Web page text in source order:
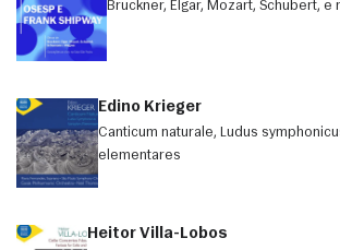
Bruckner, Elgar, Mozart, Schubert, e
Edino Krieger
Canticum naturale, Ludus
elementares
Heitor Villa-Lobos